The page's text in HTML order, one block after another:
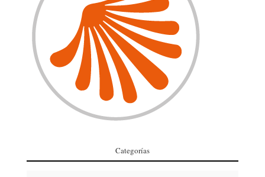
Categorías